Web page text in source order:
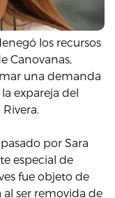
los recursos
Canovanas,
una demanda
expareja del
por Sara
especial de
fue objeto de
ser removida de